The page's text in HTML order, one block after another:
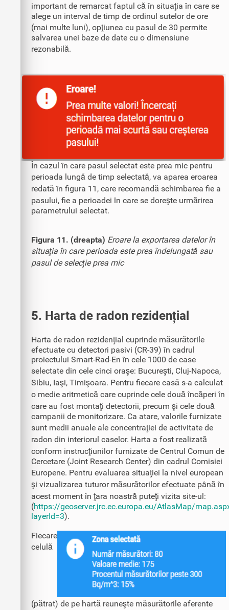
important de remarcat faptul că în situaţia în care se
alege un interval de timp de ordinul sutelor de ore
(mai multe luni), opţiunea cu pasul de 30 permite
salvarea unei baze de date cu o dimensiune
rezonabilă.
În cazul în care pasul selectat este prea mic pentru
perioada lungă de timp selectată, va aparea eroarea
redată în figura 11, care recomandă schimbarea fie a
pasului, fie a perioadei în care se doreşte urmărirea
parametrului selectat.
Figura 11. (dreapta) Eroare la exportarea datelor în
situaţia în care perioada este prea îndelungată sau
pasul de selecţie prea mic
5. Harta de radon rezidențial
Harta de radon rezidenţial cuprinde măsurătorile
efectuate cu detectori pasivi (CR-39) în cadrul
proiectului Smart-Rad-En în cele 1000 de case
selectate din cele cinci oraşe: Bucureşti, Cluj-Napoca,
Sibiu, Iaşi, Timişoara. Pentru fiecare casă s-a calculat
o medie aritmetică care cuprinde cele două încăperi în
care au fost montaţi detectorii, precum şi cele două
campanii de monitorizare. Ca atare, valorile furnizate
sunt medii anuale ale concentraţiei de activitate de
radon din interiorul caselor. Harta a fost realizată
conform instrucţiunilor furnizate de Centrul Comun de
Cercetare (Joint Research Center) din cadrul Comisiei
Europene. Pentru evaluarea situaţiei la nivel european
şi vizualizarea tuturor măsurătorilor efectuate până în
acest moment în ţara noastră puteţi vizita site-ul:
(https://geoserver.jrc.ec.europa.eu/AtlasMap/
layerId=3).
Fiecare
celulă
(pătrat) de pe hartă reuneşte măsurătorile aferente